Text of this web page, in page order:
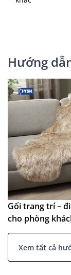
Hướng
Gối trang trí –
cho phòng
Xem tất cả